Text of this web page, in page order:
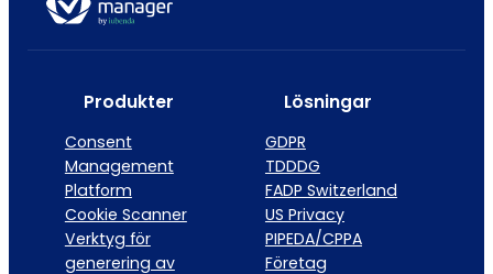
Produkter
Consent
Management
Platform
Cookie Scanner
Verktyg för
generering av
Lösningar
GDPR
TDDDG
FADP Switzerland
US Privacy
PIPEDA/CPPA
Företag